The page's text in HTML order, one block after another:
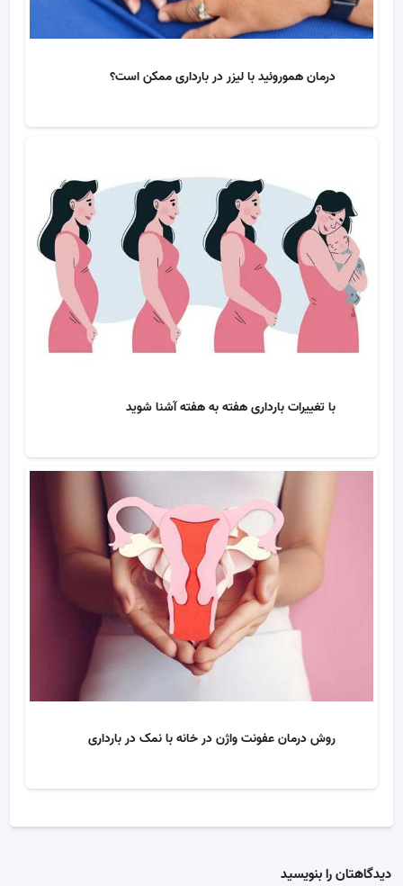
درمان هموروئید با لیزر در بارداری ممکن است؟
با تغییرات بارداری هفته به هفته آشنا شوید
روش درمان عفونت واژن در خانه با نمک در بارداری
دیدگاهتان را بنویسید